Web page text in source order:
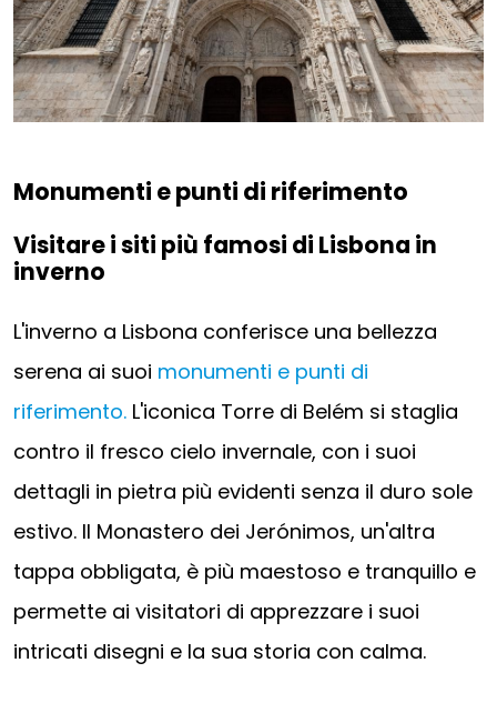
Monumenti e punti di riferimento
Visitare i siti più famosi di Lisbona in
inverno
L'inverno a Lisbona conferisce una bellezza
serena ai suoi monumenti e punti di
riferimento. L'iconica Torre di Belém si staglia
contro il fresco cielo invernale, con i suoi
dettagli in pietra più evidenti senza il duro sole
estivo. Il Monastero dei Jerónimos, un'altra
tappa obbligata, è più maestoso e tranquillo e
permette ai visitatori di apprezzare i suoi
intricati disegni e la sua storia con calma.